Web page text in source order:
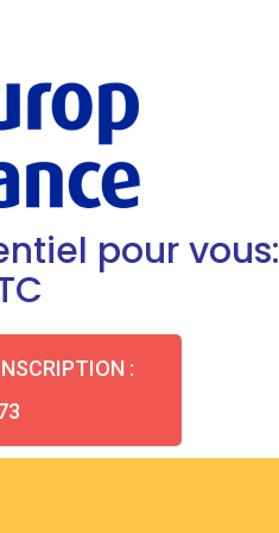
pour vous:
: